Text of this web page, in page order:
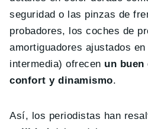
seguridad o las pinzas de
probadores, los coches de
amortiguadores ajustados
intermedia) ofrecen un
confort y dinamismo.
Así, los periodistas han